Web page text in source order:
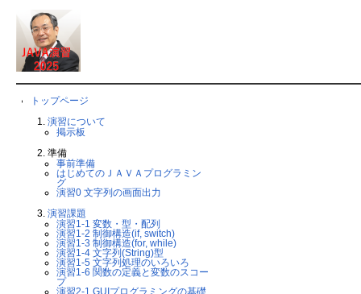
トップページ
演習について
掲示板
準備
事前準備
はじめてのＪＡＶＡプログラミン
グ
演習0 文字列の画面出力
演習課題
演習1-1 変数・型・配列
演習1-2 制御構造(if, switch)
演習1-3 制御構造(for, while)
演習1-4 文字列(String)型
演習1-5 文字列処理のいろいろ
演習1-6 関数の定義と変数のスコー
プ
演習2-1 GUIプログラミングの基礎